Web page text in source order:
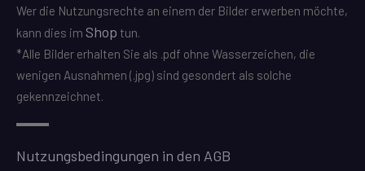
Wer die Nutzungsrechte an einem der Bilder erwerben möchte,
kann dies im Shop tun.
*Alle Bilder erhalten Sie als .pdf ohne Wasserzeichen, die
wenigen Ausnahmen (.jpg) sind gesondert als solche
gekennzeichnet.
Nutzungsbedingungen in den AGB